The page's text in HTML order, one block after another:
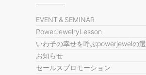
EVENT＆SEMINAR
PowerJewelryLesson
いわ子の幸せを呼ぶpowerjewelの
お知らせ
セールスプロモーション